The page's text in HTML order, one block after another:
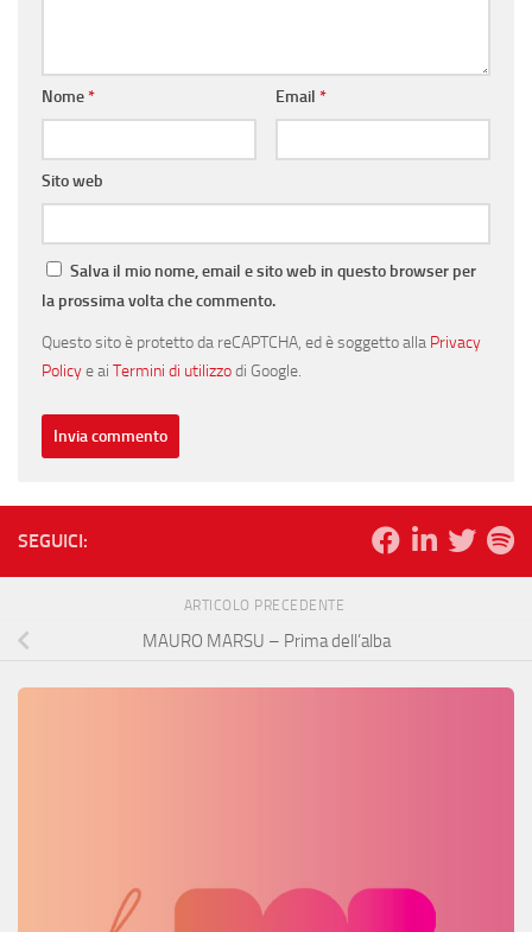
Nome* Email *
Sito web
Salva il mio nome, email e sito web in questo browser per
la prossima volta che commento.
Questo sito è protetto da reCAPTCHA, ed è soggetto alla Privacy
Policye ai Termini di utilizzodi Google.
SEGUICI:
ARTICOLO PRECEDENTE
MAURO MARSU – Prima dell’alba